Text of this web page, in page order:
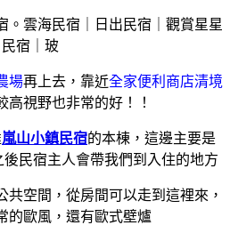
場再上去，靠近全家便利商店清境
高視野也非常的好！！
嵐山小鎮民宿的本棟，這邊主要是
後民宿主人會帶我們到入住的地方
共空間，從房間可以走到這裡來，
的歐風，還有歐式壁爐